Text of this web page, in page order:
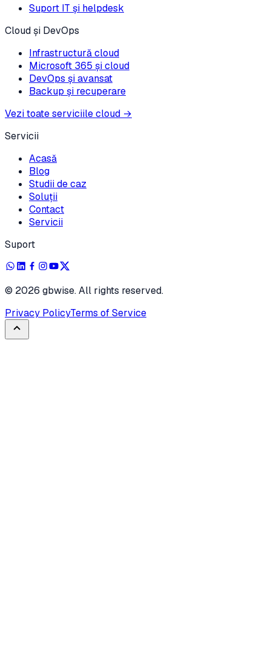
Suport IT și helpdesk
Cloud și DevOps
Infrastructură cloud
Microsoft 365 și cloud
DevOps și avansat
Backup și recuperare
Vezi toate serviciile cloud →
Servicii
Acasă
Blog
Studii de caz
Soluții
Contact
Servicii
Suport
© 2026 gbwise. All rights reserved.
Privacy PolicyTerms of Service